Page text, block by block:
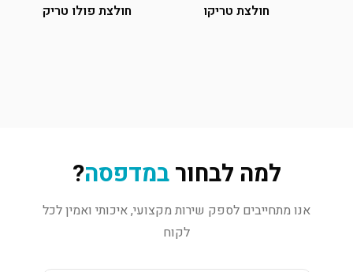
חולצת טריקו חולצת פולו טריקו
למה לבחורבמדפסה?
אנו מתחייבים לספק שירות מקצועי, איכותי ואמין לכל
לקוח